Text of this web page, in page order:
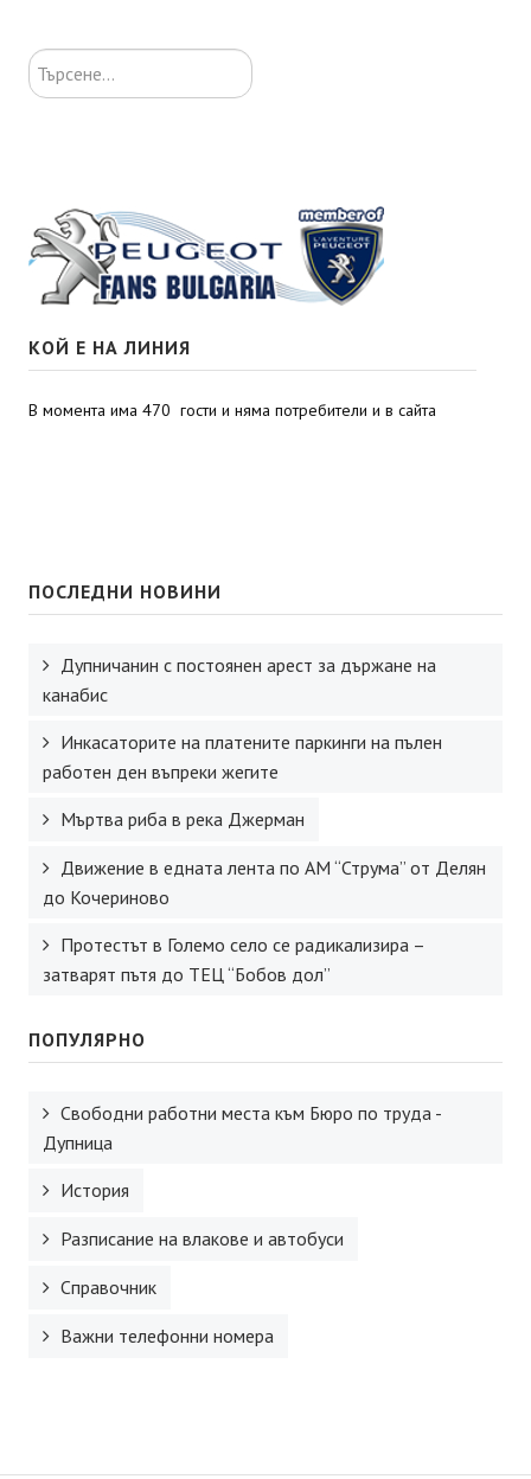
Търсене...
КОЙ Е НА ЛИНИЯ
В момента има 470 гости и няма потребители и в сайта
ПОСЛЕДНИ НОВИНИ
Дупничанин с постоянен арест за държане на
канабис
Инкасаторите на платените паркинги на пълен
работен ден въпреки жегите
Мъртва риба в река Джерман
Движение в едната лента по АМ “Струма” от Делян
до Кочериново
Протестът в Големо село се радикализира –
затварят пътя до ТЕЦ “Бобов дол”
ПОПУЛЯРНО
Свободни работни места към Бюро по труда -
Дупница
История
Разписание на влакове и автобуси
Справочник
Важни телефонни номера